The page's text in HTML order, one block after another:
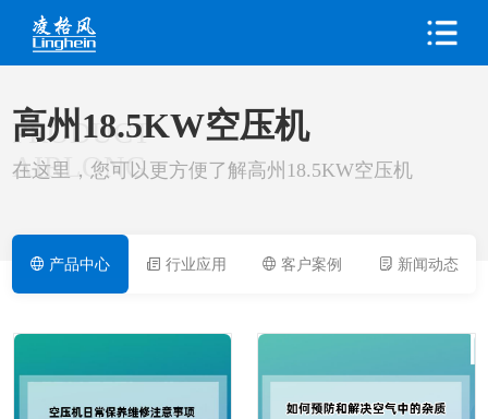
PRODUCT
AIRLONG
高州18.5KW空压机
在这里，您可以更方便了解高州18.5KW空压机
产品中心 行业应用 客户案例 新闻动态